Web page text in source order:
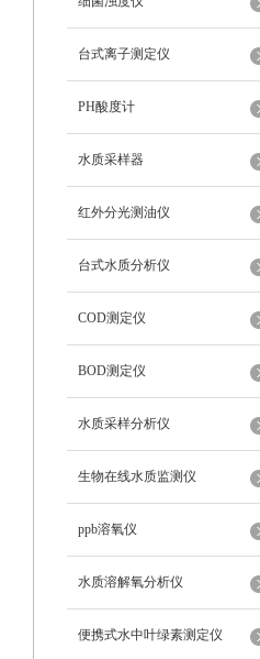
台式离子测定仪
PH酸度计
水质采样器
红外分光测油仪
台式水质分析仪
COD测定仪
BOD测定仪
水质采样分析仪
生物在线水质监测仪
ppb溶氧仪
水质溶解氧分析仪
便携式水中叶绿素测定仪